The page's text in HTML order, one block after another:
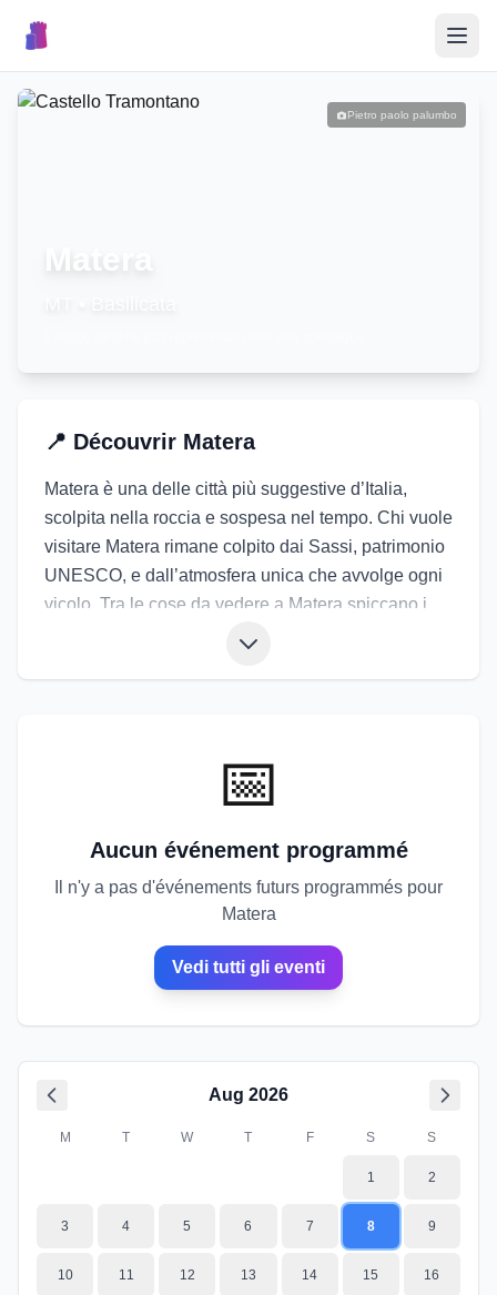
🎉Événements
📝 Publier un Événement
Matera
Pietro paolo palumbo
📍 Découvrir Matera
Matera è una delle città più suggestive d’Italia,
scolpita nella roccia e sospesa nel tempo. Chi vuole
visitare Matera rimane colpito dai Sassi, patrimonio
UNESCO, e dall’atmosfera unica che avvolge ogni
vicolo. Tra le cose da vedere a Matera spiccano i
della Bruna, il Matera Film Festival e le rassegne
culturali nei Sassi. Gli eventi a Matera trasformano
dove storia, fede e creatività convivono in
un’esperienza intensa e indimenticabile.
📅
Aucun événement programmé
Il n'y a pas d'événements futurs programmés pour
Matera
Vedi tutti gli eventi
Aug 2026
M T W T F S S
1 2
3 4 5 6 7 8 9
10 11 12 13 14 15 16